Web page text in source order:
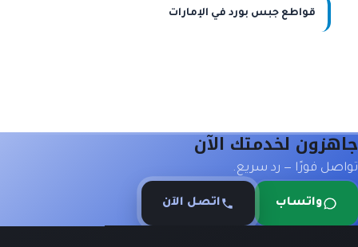
قواطع جبس بورد في الإمارات
لخدمتك الآن
فورًا — رد سريع.
واتساب اتصل الآن